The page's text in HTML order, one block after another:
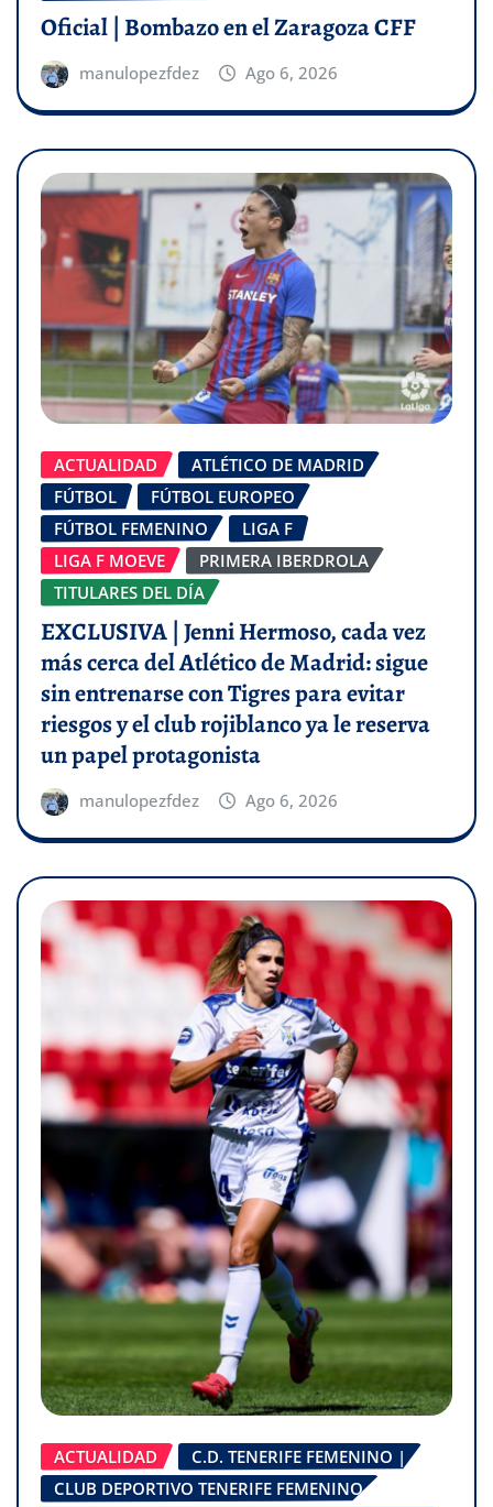
Oficial | Bombazo en el Zaragoza CFF
manulopezfdez Ago 6, 2026
ACTUALIDAD
ATLÉTICO DE MADRID
FÚTBOL
FÚTBOL EUROPEO
FÚTBOL FEMENINO
LIGA F
LIGA F MOEVE
PRIMERA IBERDROLA
TITULARES DEL DÍA
EXCLUSIVA | Jenni Hermoso, cada vez
más cerca del Atlético de Madrid: sigue
sin entrenarse con Tigres para evitar
riesgos y el club rojiblanco ya le reserva
un papel protagonista
manulopezfdez Ago 6, 2026
ACTUALIDAD
C.D. TENERIFE FEMENINO |
CLUB DEPORTIVO TENERIFE FEMENINO